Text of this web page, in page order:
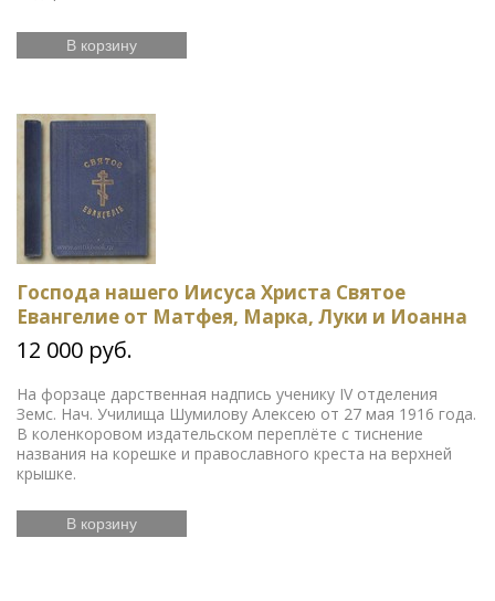
В корзину
Господа нашего Иисуса Христа Святое
Евангелие от Матфея, Марка, Луки и Иоанна
12 000 руб.
На форзаце дарственная надпись ученику IV отделения
Земс. Нач. Училища Шумилову Алексею от 27 мая 1916 года.
В коленкоровом издательском переплёте с тиснение
названия на корешке и православного креста на верхней
крышке.
В корзину